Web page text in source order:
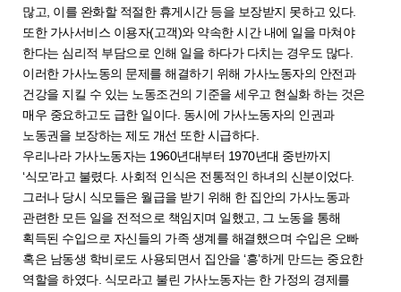
많고, 이를 완화할 적절한 휴게시간 등을 보장받지 못하고 있다.
또한 가사서비스 이용자(고객)와 약속한 시간 내에 일을 마쳐야
한다는 심리적 부담으로 인해 일을 하다가 다치는 경우도 많다.
이러한 가사노동의 문제를 해결하기 위해 가사노동자의 안전과
건강을 지킬 수 있는 노동조건의 기준을 세우고 현실화 하는 것은
매우 중요하고도 급한 일이다. 동시에 가사노동자의 인권과
노동권을 보장하는 제도 개선 또한 시급하다.
우리나라 가사노동자는 1960년대부터 1970년대 중반까지
‘식모’라고 불렸다. 사회적 인식은 전통적인 하녀의 신분이었다.
그러나 당시 식모들은 월급을 받기 위해 한 집안의 가사노동과
관련한 모든 일을 전적으로 책임지며 일했고, 그 노동을 통해
획득된 수입으로 자신들의 가족 생계를 해결했으며 수입은 오빠
혹은 남동생 학비로도 사용되면서 집안을 ‘흥’하게 만드는 중요한
역할을 하였다. 식모라고 불린 가사노동자는 한 가정의 경제를